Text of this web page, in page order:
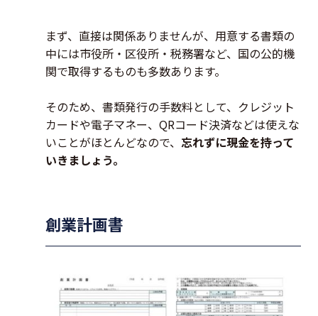
まず、直接は関係ありませんが、用意する書類の
中には市役所・区役所・税務署など、国の公的機
関で取得するものも多数あります。
そのため、書類発行の手数料として、クレジット
カードや電子マネー、QRコード決済などは使えな
いことがほとんどなので、忘れずに現金を持って
いきましょう。
創業計画書